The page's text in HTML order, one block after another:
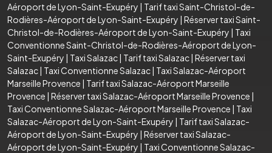
Aéroport de Lyon-Saint-Exupéry | Tarif taxi Saint-Christol-de-
Rodières-Aéroport de Lyon-Saint-Exupéry | Réserver taxi Saint-
Christol-de-Rodières-Aéroport de Lyon-Saint-Exupéry | Taxi
Conventionne Saint-Christol-de-Rodières-Aéroport de Lyon-
Saint-Exupéry | Taxi Salazac| Tarif taxi Salazac| Réserver taxi
Salazac| Taxi Conventionne Salazac| Taxi Salazac-Aéroport
Marseille Provence | Tarif taxi Salazac-Aéroport Marseille
Provence | Réserver taxi Salazac-Aéroport Marseille Provence |
Taxi Conventionne Salazac-Aéroport Marseille Provence | Taxi
Salazac-Aéroport de Lyon-Saint-Exupéry | Tarif taxi Salazac-
Aéroport de Lyon-Saint-Exupéry | Réserver taxi Salazac-
Aéroport de Lyon-Saint-Exupéry | Taxi Conventionne Salazac-